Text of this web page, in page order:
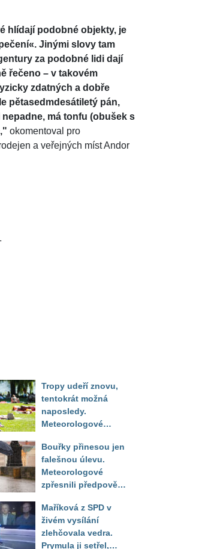
hlídají podobné objekty, je
Jinými slovy tam
za podobné lidi dají
řečeno –⁠⁠⁠⁠⁠⁠ v takovém
zdatných a dobře
pětasedmdesátiletý pán,
má tonfu (obušek s
okomentoval pro
a veřejných míst Andor
Tropy udeří znovu,
tentokrát možná
naposledy.
Meteorologové
do září
Bouřky přinesou jen
falešnou úlevu.
Meteorologové
zpřesnili předpověď
horkého počasí
Maříková z SPD v
živém vysílání
zlehčovala vedra.
Prymula ji setřel,